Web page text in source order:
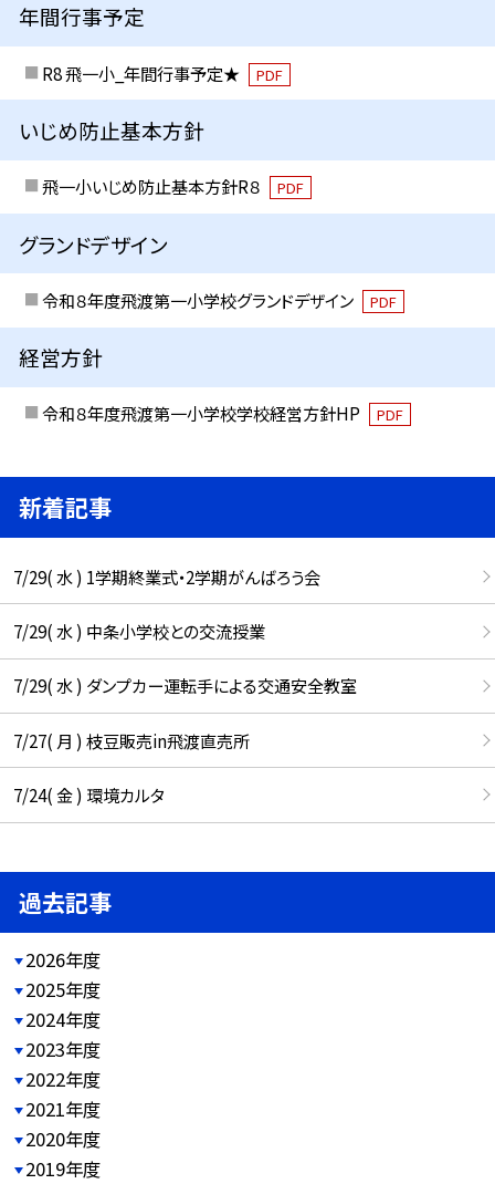
年間行事予定
R8 飛一小_年間行事予定★ PDF
いじめ防止基本方針
飛一小いじめ防止基本方針R８ PDF
グランドデザイン
令和８年度飛渡第一小学校グランドデザイン PDF
経営方針
令和８年度飛渡第一小学校学校経営方針HP PDF
新着記事
7/29( 水 ) 1学期終業式・2学期がんばろう会
7/29( 水 ) 中条小学校との交流授業
7/29( 水 ) ダンプカー運転手による交通安全教室
7/27( 月 ) 枝豆販売in飛渡直売所
7/24( 金 ) 環境カルタ
過去記事
2026年度
2025年度
2024年度
2023年度
2022年度
2021年度
2020年度
2019年度